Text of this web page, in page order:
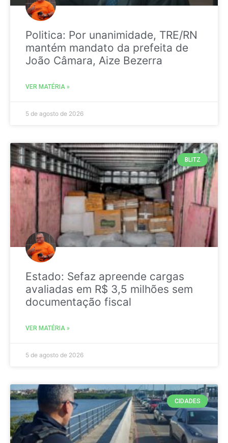
Politica: Por unanimidade, TRE/RN
mantém mandato da prefeita de
João Câmara, Aize Bezerra
VER MATÉRIA »
5 de agosto de 2026
BLITZ
Estado: Sefaz apreende cargas
avaliadas em R$ 3,5 milhões sem
documentação fiscal
VER MATÉRIA »
5 de agosto de 2026
CIDADES